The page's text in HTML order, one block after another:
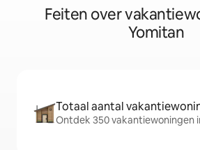
Feiten over
Yomitan
Totaal aantal
Ontdek 350 vakantiewoningen